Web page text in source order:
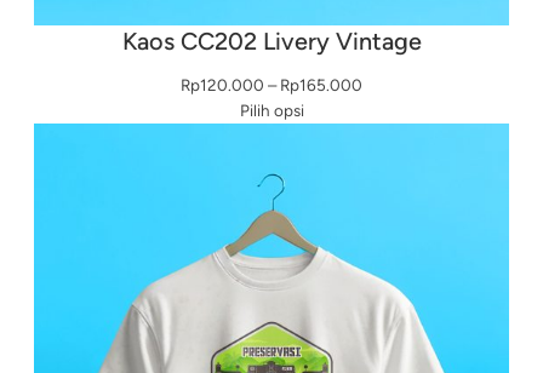
Kaos CC202 Livery Vintage
Rp120.000 – Rp165.000
Pilih opsi